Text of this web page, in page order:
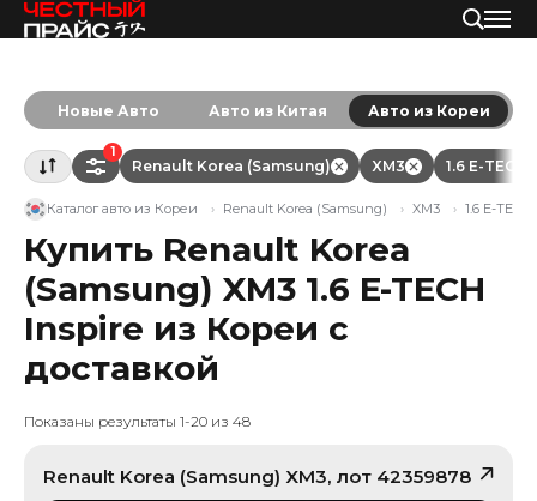
Новые Авто Авто из Китая Авто из Кореи
1
Renault Korea (Samsung) XM3 1.6 E-TECH
Каталог авто из Кореи Renault Korea (Samsung) XM3 1.6 E-
Купить Renault Korea
(Samsung) XM3 1.6 E-TECH
Inspire из Кореи с
доставкой
Показаны результаты 1-20 из 48
Renault Korea (Samsung) XM3, лот 42359878